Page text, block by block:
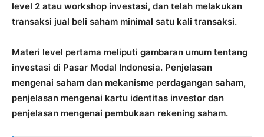
level 2 atau workshop investasi, dan telah melakukan
transaksi jual beli saham minimal satu kali transaksi.
Materi level pertama meliputi gambaran umum tentang
investasi di Pasar Modal Indonesia. Penjelasan
mengenai saham dan mekanisme perdagangan saham,
penjelasan mengenai kartu identitas investor dan
penjelasan mengenai pembukaan rekening saham.